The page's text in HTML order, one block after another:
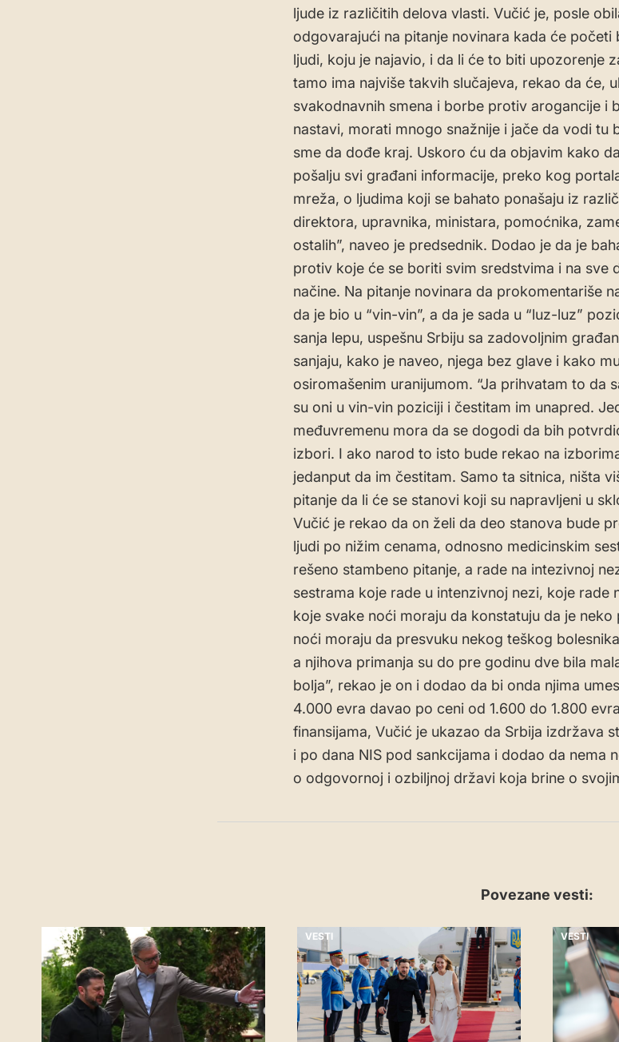
ljude iz različitih delova vlasti. Vučić je, posle
odgovarajući na pitanje novinara kada će
ljudi, koju je najavio, i da li će to biti upozorenje
tamo ima najviše takvih slučajeva, rekao da će,
svakodnavnih smena i borbe protiv arogancije i
nastavi, morati mnogo snažnije i jače da vodi tu
sme da dođe kraj. Uskoro ću da objavim kako
pošalju svi građani informacije, preko kog
mreža, o ljudima koji se bahato ponašaju iz
direktora, upravnika, ministara, pomoćnika,
ostalih”, naveo je predsednik. Dodao je da je
protiv koje će se boriti svim sredstvima i na sve
načine. Na pitanje novinara da prokomentariše
da je bio u “vin-vin”, a da je sada u “luz-luz”
sanja lepu, uspešnu Srbiju sa zadovoljnim
sanjaju, kako je naveo, njega bez glave i kako
osiromašenim uranijumom. “Ja prihvatam to da
su oni u vin-vin poziciji i čestitam im unapred.
međuvremenu mora da se dogodi da bih
izbori. I ako narod to isto bude rekao na
jedanput da im čestitam. Samo ta sitnica, ništa
pitanje da li će se stanovi koji su napravljeni u
Vučić je rekao da on želi da deo stanova bude
ljudi po nižim cenama, odnosno medicinskim
rešeno stambeno pitanje, a rade na intezivnoj
sestrama koje rade u intenzivnoj nezi, koje rade
koje svake noći moraju da konstatuju da je
noći moraju da presvuku nekog teškog
a njihova primanja su do pre godinu dve bila
bolja”, rekao je on i dodao da bi onda njima
4.000 evra davao po ceni od 1.600 do 1.800
finansijama, Vučić je ukazao da Srbija izdržava
i po dana NIS pod sankcijama i dodao da nema
o odgovornoj i ozbiljnoj državi koja brine o
Povezane vesti:
VESTI VESTI VESTI